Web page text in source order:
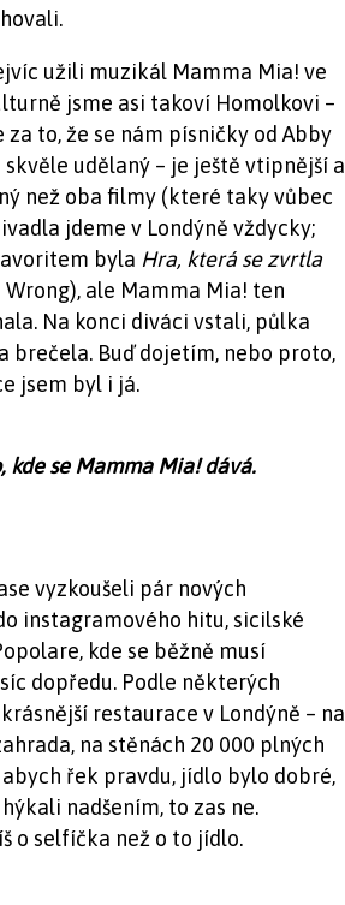
užili muzikál Mamma Mia! ve
jsme asi takoví Homolkovi –
to, že se nám písničky od Abby
udělaný – je ještě vtipnější a
než oba filmy (které taky vůbec
jdeme v Londýně vždycky;
byla Hra, která se zvrtla
Wrong), ale Mamma Mia! ten
Na konci diváci vstali, půlka
brečela. Buď dojetím, nebo proto,
jsem byl i já.
kde se Mamma Mia! dává.
vyzkoušeli pár nových
instagramového hitu, sicilské
kde se běžně musí
dopředu. Podle některých
restaurace v Londýně – na
na stěnách 20 000 plných
řek pravdu, jídlo bylo dobré,
nadšením, to zas ne.
o selfíčka než o to jídlo.